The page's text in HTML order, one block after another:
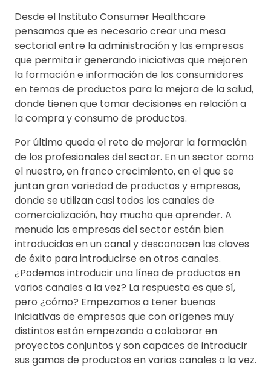
Desde el Instituto Consumer Healthcare
pensamos que es necesario crear una mesa
sectorial entre la administración y las empresas
que permita ir generando iniciativas que mejoren
la formación e información de los consumidores
en temas de productos para la mejora de la salud,
donde tienen que tomar decisiones en relación a
la compra y consumo de productos.
Por último queda el reto de mejorar la formación
de los profesionales del sector. En un sector como
el nuestro, en franco crecimiento, en el que se
juntan gran variedad de productos y empresas,
donde se utilizan casi todos los canales de
comercialización, hay mucho que aprender. A
menudo las empresas del sector están bien
introducidas en un canal y desconocen las claves
de éxito para introducirse en otros canales.
¿Podemos introducir una línea de productos en
varios canales a la vez? La respuesta es que sí,
pero ¿cómo? Empezamos a tener buenas
iniciativas de empresas que con orígenes muy
distintos están empezando a colaborar en
proyectos conjuntos y son capaces de introducir
sus gamas de productos en varios canales a la vez.